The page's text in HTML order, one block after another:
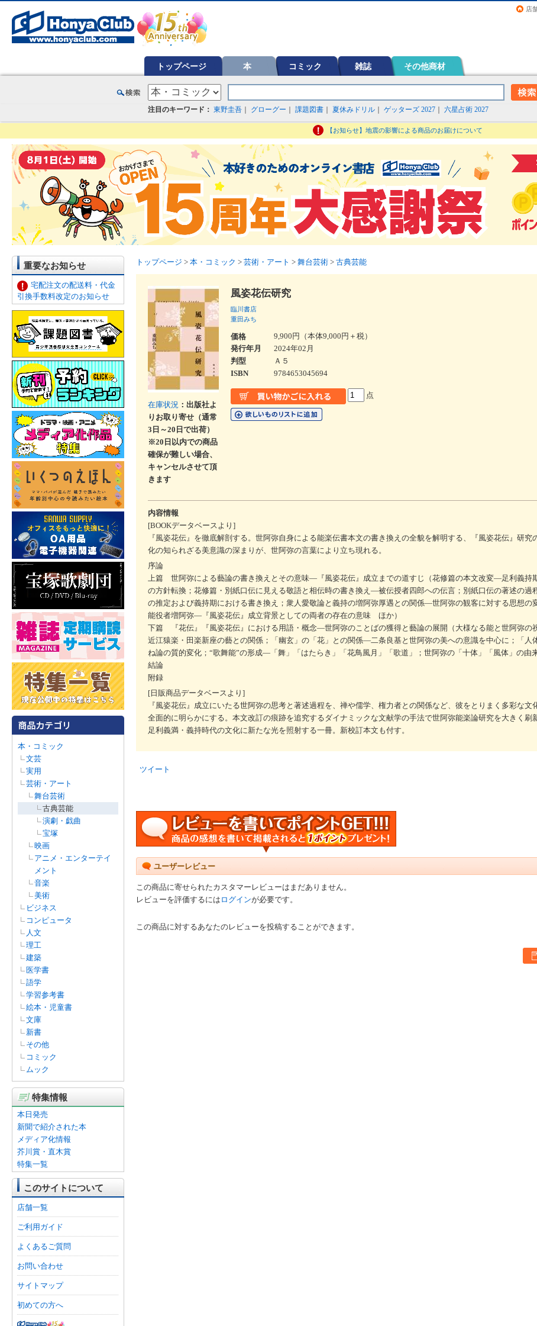
店
トップページ 本 コミック 雑誌 その他商材
注目のキーワード： 東野圭吾 グローグー 課題図書 夏休みドリル ゲッターズ 2027 六星占術 2027
【お知らせ】地震の影響による商品のお届けについて
重要なお知らせ
宅配注文の配送料・代金
引換手数料改定のお知らせ
本・コミック
文芸
実用
芸術・アート
舞台芸術
古典芸能
演劇・戯曲
宝塚
映画
アニメ・エンターテイ
メント
音楽
美術
ビジネス
コンピュータ
人文
理工
建築
医学書
語学
学習参考書
絵本・児童書
文庫
新書
その他
コミック
ムック
特集情報
本日発売
新聞で紹介された本
メディア化情報
芥川賞・直木賞
特集一覧
このサイトについて
店舗一覧
ご利用ガイド
よくあるご質問
お問い合わせ
サイトマップ
初めての方へ
トップページ > 本・コミック > 芸術・アート > 舞台芸術 > 古典芸能
在庫状況 ：出版社よ
りお取り寄せ（通常
3日～20日で出荷）
※20日以内での商品
確保が難しい場合、
キャンセルさせて頂
きます
風姿花伝研究
臨川書店
重田みち
価格
9,900円（本体9,000円＋税）
発行年月
2024年02月
判型
Ａ５
ISBN
9784653045694
点
内容情報
[BOOKデータベースより]
『風姿花伝』を徹底解剖する。世阿弥自身による能楽伝書本文の書き換えの全貌を解明する、『風姿花伝』研究
化の知られざる美意識の深まりが、世阿弥の言葉により立ち現れる。
序論
上篇 世阿弥による藝論の書き換えとその意味―『風姿花伝』成立までの道すじ（花修篇の本文改変―足利義持
の方針転換；花修篇・別紙口伝に見える敬語と相伝時の書き換え―被伝授者四郎への伝言；別紙口伝の著述の
の推定および義持期における書き換え；衆人愛敬論と義持の増阿弥厚遇との関係―世阿弥の観客に対する思想の
能役者増阿弥―『風姿花伝』成立背景としての両者の存在の意味 ほか）
下篇 『花伝』『風姿花伝』における用語・概念―世阿弥のことばの獲得と藝論の展開（大様なる能と世阿弥の
近江猿楽・田楽新座の藝との関係；「幽玄」の「花」との関係―二条良基と世阿弥の美への意識を中心に；「人
ね論の質的変化；“歌舞能”の形成―「舞」「はたらき」「花鳥風月」「歌道」；世阿弥の「十体」「風体」の由
結論
附録
[日販商品データベースより]
『風姿花伝』成立にいたる世阿弥の思考と著述過程を、禅や儒学、権力者との関係など、彼をとりまく多彩な文
全面的に明らかにする。本文改訂の痕跡を追究するダイナミックな文献学の手法で世阿弥能楽論研究を大きく刷
足利義満・義持時代の文化に新たな光を照射する一冊。新校訂本文も付す。
ツイート
ユーザーレビュー
この商品に寄せられたカスタマーレビューはまだありません。
レビューを評価するには ログインが必要です。
この商品に対するあなたのレビューを投稿することができます。